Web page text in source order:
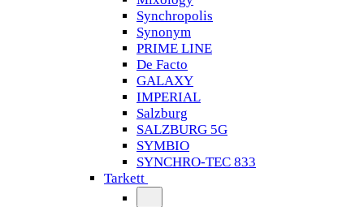
Synchropolis
Synonym
PRIME LINE
De Facto
GALAXY
IMPERIAL
Salzburg
SALZBURG 5G
SYMBIO
SYNCHRO-TEC 833
Tarkett